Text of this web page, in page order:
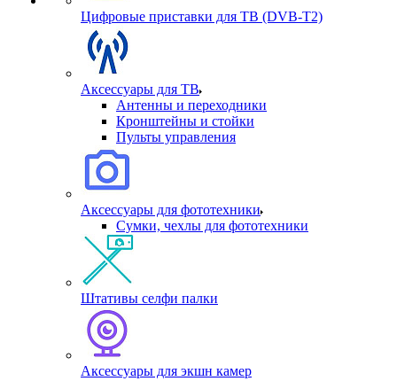
Цифровые приставки для ТВ (DVB-T2)
Аксессуары для ТВ
Антенны и переходники
Кронштейны и стойки
Пульты управления
Аксессуары для фототехники
Сумки, чехлы для фототехники
Штативы селфи палки
Аксессуары для экшн камер